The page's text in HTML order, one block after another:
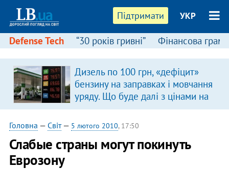
Підтримати УКР
Defense Tech “30 років гривні” Фінансова
Дизель по 100 грн, «дефіцит»
бензину на заправках і мовчання
уряду. Що буде далі з цінами на
пальне?
Головна — Світ— 5 лютого 2010, 17:50
Слабые страны могут покинуть
Еврозону